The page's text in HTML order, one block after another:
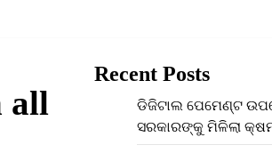
all
Recent Posts
ଡିଜିଟାଲ ପେମେଣ୍ଟ
ସରକାରଙ୍କୁ ମିଳିଲା